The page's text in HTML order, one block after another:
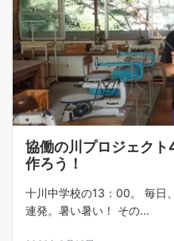
協働の川プロジェク
作ろう！
十川中学校の13：00。 毎日
連発。暑い暑い！ その...